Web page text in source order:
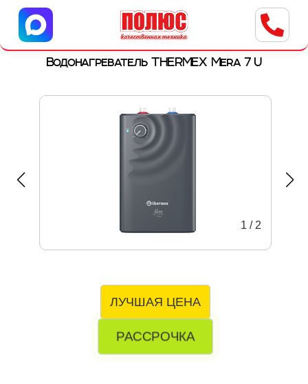
Центр бытовой техники
г. Ульяновск, ул. Пушкарева, 8a
Водонагреватель THERMEX Mera 7 U
1 / 2
ЛУЧШАЯ ЦЕНА
РАССРОЧКА